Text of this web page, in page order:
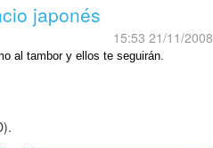
japonés
15:53 21/11/2008
al tambor y ellos te seguirán.